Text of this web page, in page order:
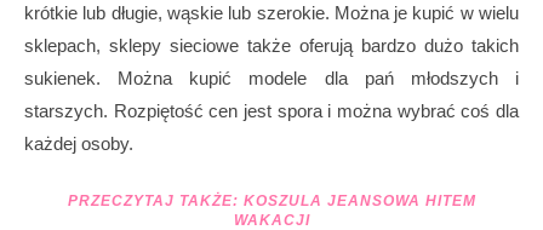
krótkie lub długie, wąskie lub szerokie. Można je kupić w wielu
sklepach, sklepy sieciowe także oferują bardzo dużo takich
sukienek. Można kupić modele dla pań młodszych i
starszych. Rozpiętość cen jest spora i można wybrać coś dla
każdej osoby.
PRZECZYTAJ TAKŻE: KOSZULA JEANSOWA HITEM
WAKACJI